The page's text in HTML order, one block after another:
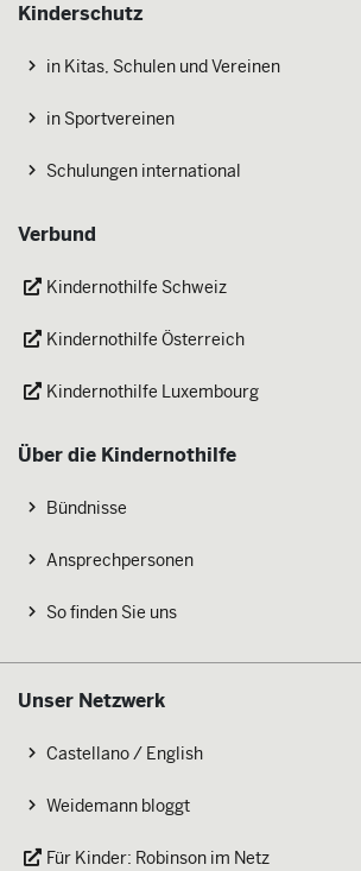
Kinderschutz
in Kitas, Schulen und Vereinen
in Sportvereinen
Schulungen international
Verbund
Kindernothilfe Schweiz
Kindernothilfe Österreich
Kindernothilfe Luxembourg
Über die Kindernothilfe
Bündnisse
Ansprechpersonen
So finden Sie uns
Unser Netzwerk
Castellano / English
Weidemann bloggt
Für Kinder: Robinson im Netz